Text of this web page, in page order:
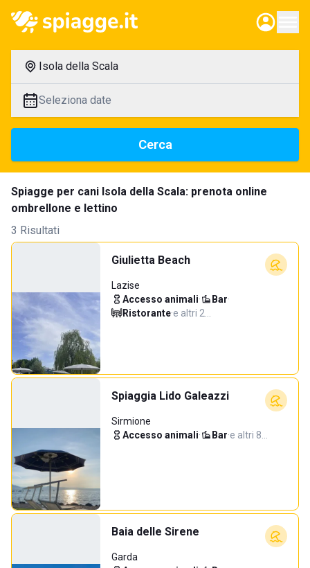
Isola della Scala
Seleziona date
Cerca
Spiagge per cani Isola della Scala: prenota online
ombrellone e lettino
3 Risultati
Giulietta Beach
Lazise
Accesso animali· Bar·
Ristorante·e altri 2…
Spiaggia Lido Galeazzi
Sirmione
Accesso animali· Bar·e altri 8…
Baia delle Sirene
Garda